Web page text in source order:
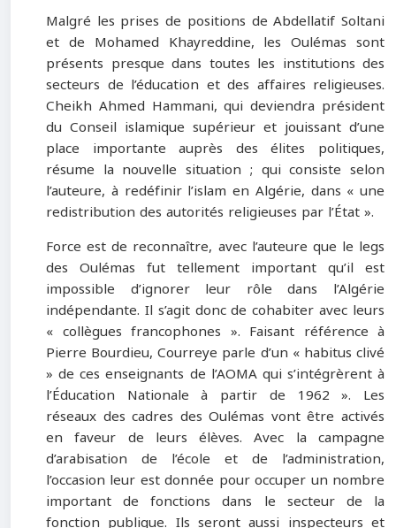
Malgré les prises de positions de Abdellatif Soltani
et de Mohamed Khayreddine, les Oulémas sont
présents presque dans toutes les institutions des
secteurs de l’éducation et des affaires religieuses.
Cheikh Ahmed Hammani, qui deviendra président
du Conseil islamique supérieur et jouissant d’une
place importante auprès des élites politiques,
résume la nouvelle situation ; qui consiste selon
l’auteure, à redéfinir l’islam en Algérie, dans « une
redistribution des autorités religieuses par l’État ».
Force est de reconnaître, avec l’auteure que le legs
des Oulémas fut tellement important qu’il est
impossible d’ignorer leur rôle dans l’Algérie
indépendante. Il s’agit donc de cohabiter avec leurs
« collègues francophones ». Faisant référence à
Pierre Bourdieu, Courreye parle d’un « habitus clivé
» de ces enseignants de l’AOMA qui s’intégrèrent à
l’Éducation Nationale à partir de 1962 ». Les
réseaux des cadres des Oulémas vont être activés
en faveur de leurs élèves. Avec la campagne
d’arabisation de l’école et de l’administration,
l’occasion leur est donnée pour occuper un nombre
important de fonctions dans le secteur de la
fonction publique. Ils seront aussi inspecteurs et